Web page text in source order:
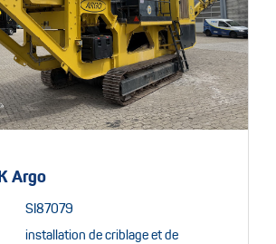
Argo
SI87079
installation de criblage et de